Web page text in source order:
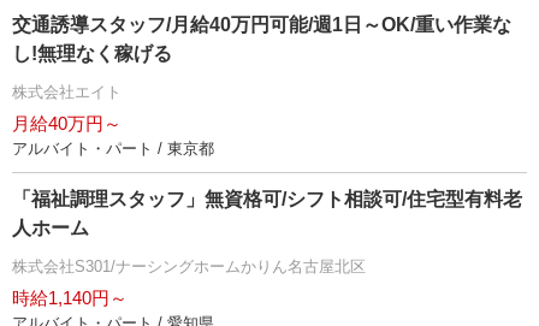
交通誘導スタッフ/月給40万円可能/週1日～OK/重い作業な
し!無理なく稼げる
株式会社エイト
月給40万円～
アルバイト・パート / 東京都
「福祉調理スタッフ」無資格可/シフト相談可/住宅型有料老
人ホーム
株式会社S301/ナーシングホームかりん名古屋北区
時給1,140円～